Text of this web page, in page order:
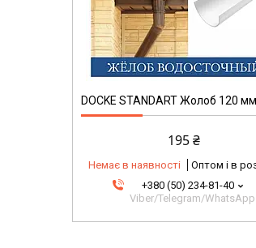
DOCKE STANDART Жолоб 120
195 ₴
Немає в наявності
Оптом і в
+380 (50) 234-81-40
Viber/Telegram/WhatsApp